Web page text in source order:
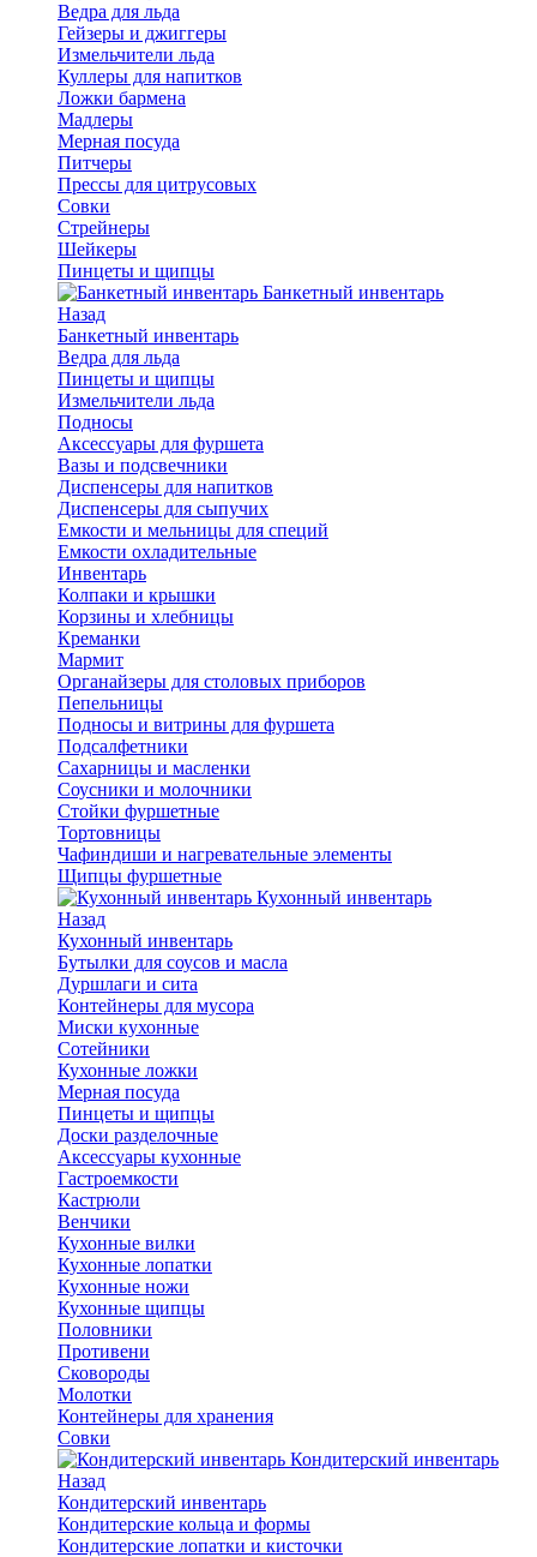
Ведра для льда
Гейзеры и джиггеры
Измельчители льда
Куллеры для напитков
Ложки бармена
Мадлеры
Мерная посуда
Питчеры
Прессы для цитрусовых
Совки
Стрейнеры
Шейкеры
Пинцеты и щипцы
Банкетный инвентарь
Назад
Банкетный инвентарь
Ведра для льда
Пинцеты и щипцы
Измельчители льда
Подносы
Аксессуары для фуршета
Вазы и подсвечники
Диспенсеры для напитков
Диспенсеры для сыпучих
Емкости и мельницы для специй
Емкости охладительные
Инвентарь
Колпаки и крышки
Корзины и хлебницы
Креманки
Мармит
Органайзеры для столовых приборов
Пепельницы
Подносы и витрины для фуршета
Подсалфетники
Сахарницы и масленки
Соусники и молочники
Стойки фуршетные
Тортовницы
Чафиндиши и нагревательные элементы
Щипцы фуршетные
Кухонный инвентарь
Назад
Кухонный инвентарь
Бутылки для соусов и масла
Дуршлаги и сита
Контейнеры для мусора
Миски кухонные
Сотейники
Кухонные ложки
Мерная посуда
Пинцеты и щипцы
Доски разделочные
Аксессуары кухонные
Гастроемкости
Кастрюли
Венчики
Кухонные вилки
Кухонные лопатки
Кухонные ножи
Кухонные щипцы
Половники
Противени
Сковороды
Молотки
Контейнеры для хранения
Совки
Кондитерский инвентарь
Назад
Кондитерский инвентарь
Кондитерские кольца и формы
Кондитерские лопатки и кисточки